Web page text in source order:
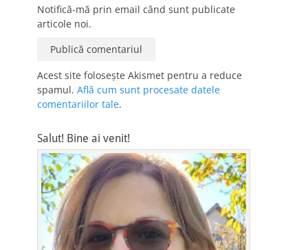
Notifică-mă prin email când sunt publicate
articole noi.
Acest site folosește Akismet pentru a reduce
spamul. Află cum sunt procesate datele
comentariilor tale.
Salut! Bine ai venit!